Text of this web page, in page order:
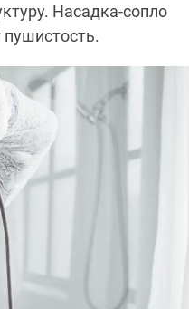
Насадка-сопло